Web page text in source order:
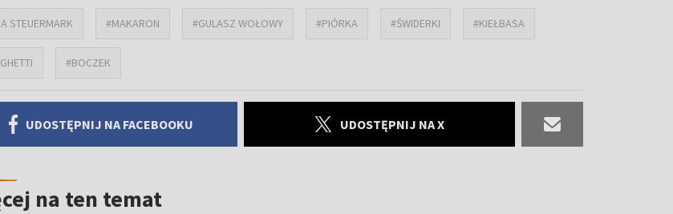
STEUERMARK #MAKARON #GULASZ WOŁOWY #PIÓRKA #ŚWIDERKI #KIEŁBASA
#BOCZEK
UDOSTĘPNIJ NA FACEBOOKU UDOSTĘPNIJ NA X
na ten temat